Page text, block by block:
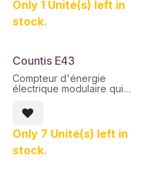
Only 1 Unité(s) left in
stock.
Countis E43
Compteur d'énergie
électrique modulaire qui
kVArh et kVA) et d'autres
mesures directement sur son
écran LCD rétroéclairé.
Il a été conçu pour la mesure
de charge triphasée avec
Only 7 Unité(s) left in
stock.